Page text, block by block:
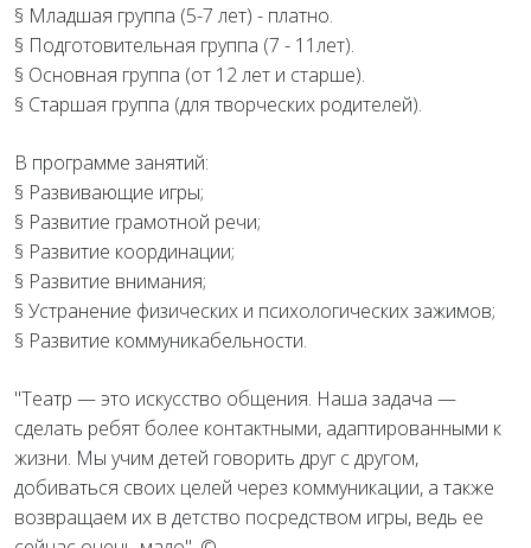
§ Младшая группа (5-7 лет) - платно.
§ Подготовительная группа (7 - 11лет).
§ Основная группа (от 12 лет и старше).
§ Старшая группа (для творческих родителей).
В программе занятий:
§ Развивающие игры;
§ Развитие грамотной речи;
§ Развитие координации;
§ Развитие внимания;
§ Устранение физических и психологических зажимов;
§ Развитие коммуникабельности.
"Театр — это искусство общения. Наша задача —
сделать ребят более контактными, адаптированными к
жизни. Мы учим детей говорить друг с другом,
добиваться своих целей через коммуникации, а также
возвращаем их в детство посредством игры, ведь ее